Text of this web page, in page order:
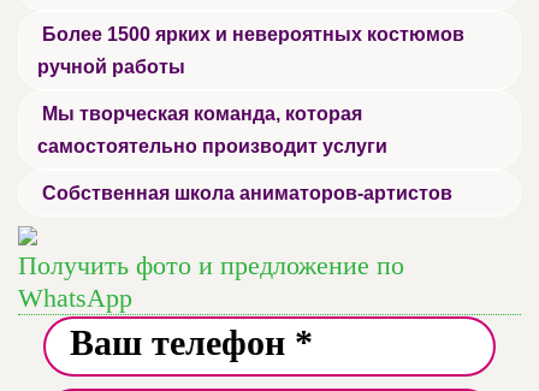
Более 1500 ярких и невероятных костюмов
ручной работы
Мы творческая команда, которая
самостоятельно производит услуги
Собственная школа аниматоров-артистов
Получить фото и предложение по
WhatsApp